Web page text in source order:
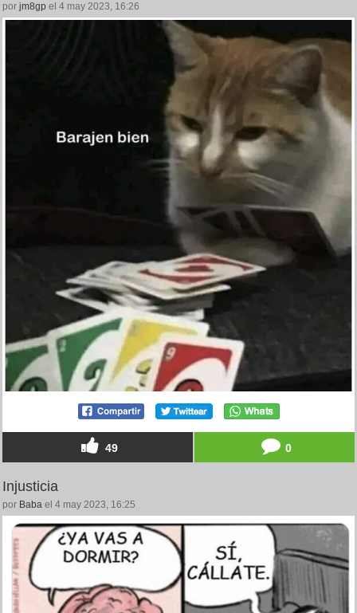
por jm8gp el 4 may 2023, 16:26
49 0
Injusticia
por Baba el 4 may 2023, 16:25